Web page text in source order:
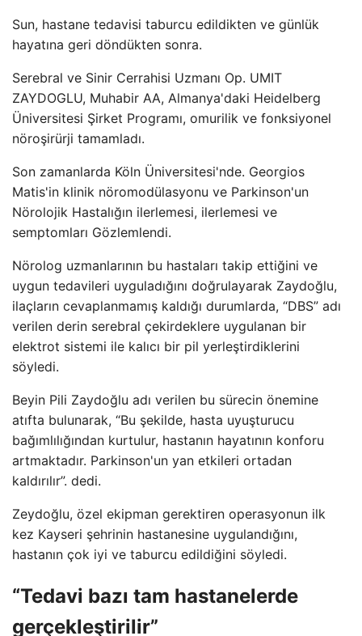
Sun, hastane tedavisi taburcu edildikten ve günlük
hayatına geri döndükten sonra.
Serebral ve Sinir Cerrahisi Uzmanı Op. UMIT
ZAYDOGLU, Muhabir AA, Almanya'daki Heidelberg
Üniversitesi Şirket Programı, omurilik ve fonksiyonel
nöroşirürji tamamladı.
Son zamanlarda Köln Üniversitesi'nde. Georgios
Matis'in klinik nöromodülasyonu ve Parkinson'un
Nörolojik Hastalığın ilerlemesi, ilerlemesi ve
semptomları Gözlemlendi.
Nörolog uzmanlarının bu hastaları takip ettiğini ve
uygun tedavileri uyguladığını doğrulayarak Zaydoğlu,
ilaçların cevaplanmamış kaldığı durumlarda, “DBS” adı
verilen derin serebral çekirdeklere uygulanan bir
elektrot sistemi ile kalıcı bir pil yerleştirdiklerini
söyledi.
Beyin Pili Zaydoğlu adı verilen bu sürecin önemine
atıfta bulunarak, “Bu şekilde, hasta uyuşturucu
bağımlılığından kurtulur, hastanın hayatının konforu
artmaktadır. Parkinson'un yan etkileri ortadan
kaldırılır”. dedi.
Zeydoğlu, özel ekipman gerektiren operasyonun ilk
kez Kayseri şehrinin hastanesine uygulandığını,
hastanın çok iyi ve taburcu edildiğini söyledi.
“Tedavi bazı tam hastanelerde
gerçekleştirilir”